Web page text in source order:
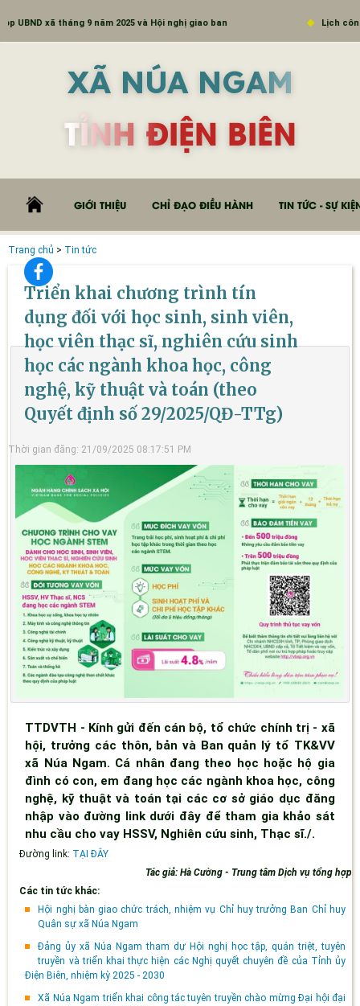
xã tháng 9 năm 2025 và Hội nghị giao ban Lịch công
XÃ NÚA NGAM
TỈNH ĐIỆN BIÊN
GIỚI THIỆU CHỈ ĐẠO ĐIỀU HÀNH TIN TỨC - SỰ
Trang chủ > Tin tức
Triển khai chương trình tín
dụng đối với học sinh, sinh viên,
học viên thạc sĩ, nghiên cứu sinh
học các ngành khoa học, công
nghệ, kỹ thuật và toán (theo
Quyết định số 29/2025/QĐ-TTg)
Thời gian đăng: 21/09/2025 08:17:51 PM
TTDVTH - Kính gửi đến cán bộ, tổ chức chính trị - xã
hội, trưởng các thôn, bản và Ban quản lý tổ TK&VV
xã Núa Ngam. Cá nhân đang theo học hoặc hộ gia
đình có con, em đang học các ngành khoa học, công
nghệ, kỹ thuật và toán tại các cơ sở giáo dục đăng
nhập vào đường link dưới đây để tham gia khảo sát
nhu cầu cho vay HSSV, Nghiên cứu sinh, Thạc sĩ./.
Đường link: TẠI ĐÂY
Tác giả: Hà Cường - Trung tâm Dịch vụ tổng hợp
Các tin tức khác:
Hội nghị bàn giao chức trách, nhiệm vụ Chỉ huy trưởng Ban Chỉ huy
Quân sự xã Núa Ngam
Đảng ủy xã Núa Ngam tham dự Hội nghị học tập, quán triệt, tuyên
truyền và triển khai thực hiện các Nghị quyết chuyên đề của Tỉnh ủy
Điện Biên, nhiệm kỳ 2025 - 2030
Xã Núa Ngam triển khai công tác tuyên truyền chào mừng Đại hội đại